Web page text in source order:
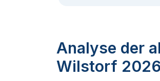
Analyse der
Wilstorf 2026